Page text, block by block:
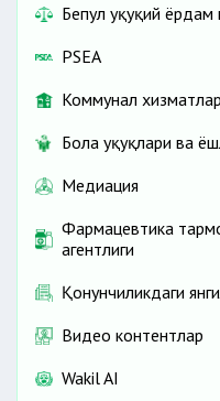
Бепул ҳуқуқий ёрдам
PSEA
Коммунал хизматлар
Бола ҳуқуқлари ва
Медиация
Фармацевтика
агентлиги
Қонунчиликдаги
Видео контентлар
Wakil AI